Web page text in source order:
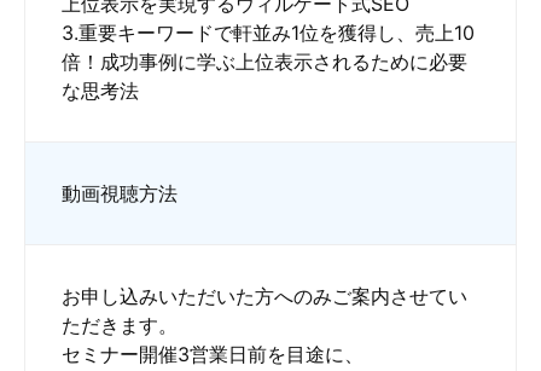
3.重要キーワードで軒並み1位を獲得し、売上10
倍！成功事例に学ぶ上位表示されるために必要
な思考法
動画視聴方法
お申し込みいただいた方へのみご案内させてい
ただきます。
セミナー開催3営業日前を目途に、